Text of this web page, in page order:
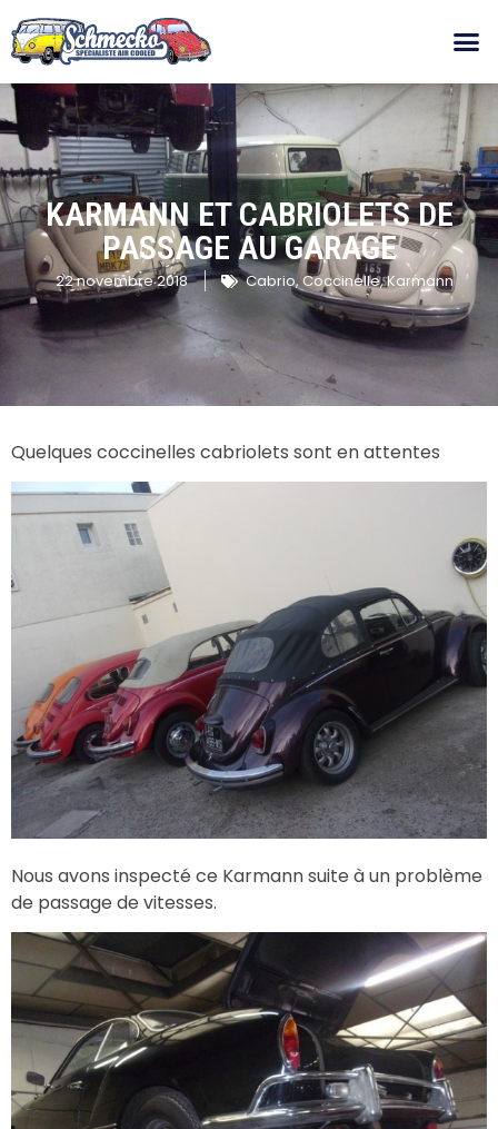
KARMANN ET CABRIOLETS DE
PASSAGE AU GARAGE
22 novembre 2018 Cabrio, Coccinelle,Karmann
Quelques coccinelles cabriolets sont en attentes
Nous avons inspecté ce Karmann suite à un problème
de passage de vitesses.